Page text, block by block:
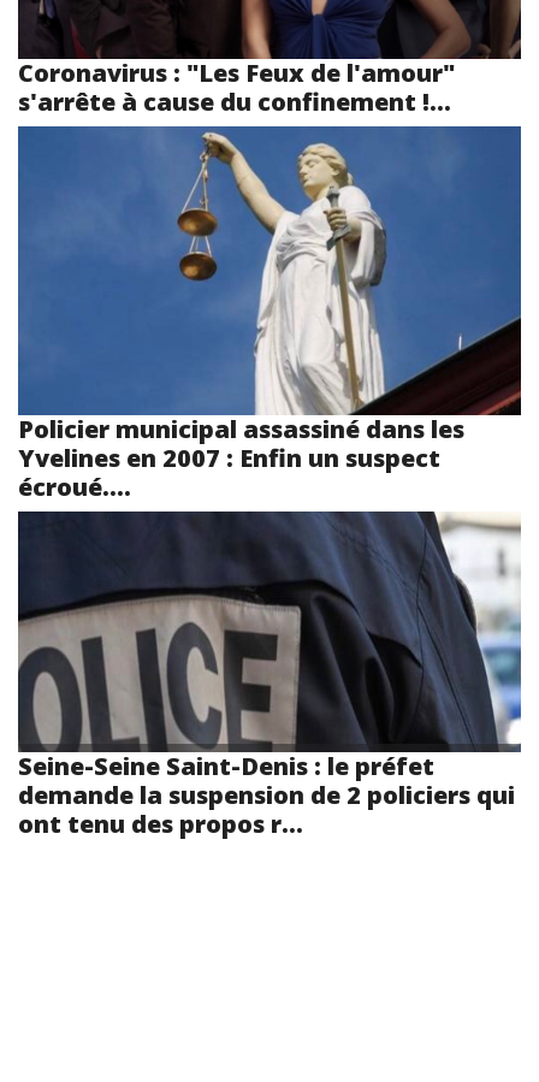
Coronavirus : "Les Feux de l'amour"
s'arrête à cause du confinement !...
Policier municipal assassiné dans les
Yvelines en 2007 : Enfin un suspect
écroué....
Seine-Seine Saint-Denis : le préfet
demande la suspension de 2 policiers qui
ont tenu des propos r...